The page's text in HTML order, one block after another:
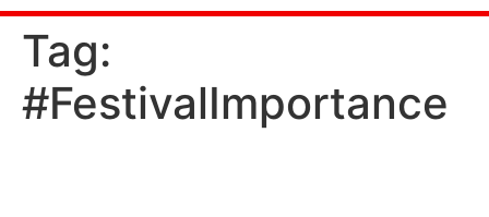
Tag:
#FestivalImportance